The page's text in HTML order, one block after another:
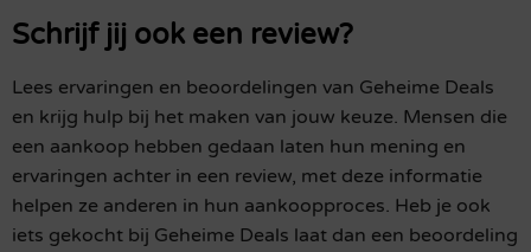
Schrijf jij ook een review?
Lees ervaringen en beoordelingen van Geheime Deals
en krijg hulp bij het maken van jouw keuze. Mensen die
een aankoop hebben gedaan laten hun mening en
ervaringen achter in een review, met deze informatie
helpen ze anderen in hun aankoopproces. Heb je ook
iets gekocht bij Geheime Deals laat dan een beoordeling